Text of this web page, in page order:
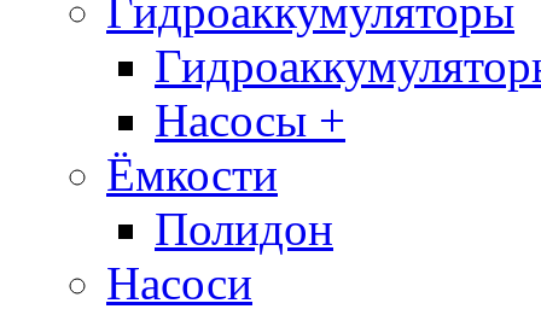
Гидроаккумуляторы
Насосы +
Ёмкости
Полидон
Насоси